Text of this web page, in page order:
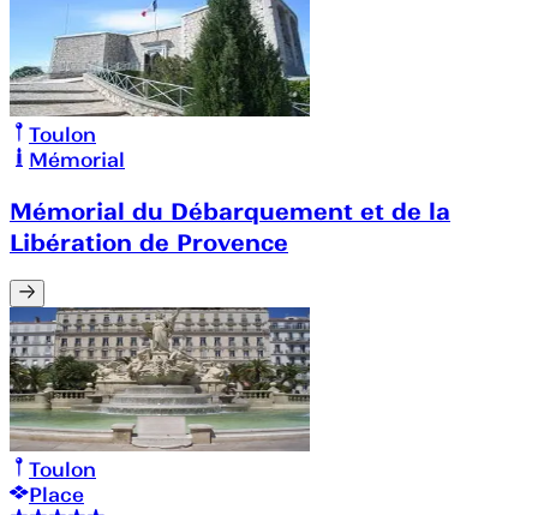
Toulon
Mémorial
Mémorial du Débarquement et de la
Libération de Provence
Toulon
Place